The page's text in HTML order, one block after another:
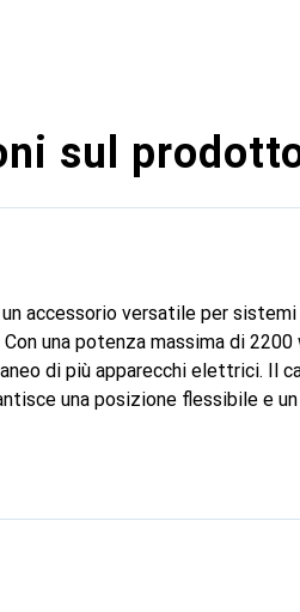
sul
accessorio versatile per
una potenza massima di
di più apparecchi elettrici. Il
una posizione flessibile e
il rispetto degli standard di